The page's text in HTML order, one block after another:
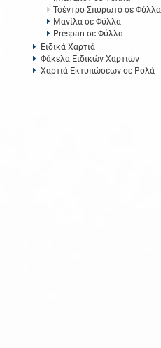
Τσέντρο Σπυρωτό σε Φύλλα
Μανίλα σε Φύλλα
Prespan σε Φύλλα
Ειδικά Χαρτιά
Φάκελα Ειδικών Χαρτιών
Χαρτιά Εκτυπώσεων σε Ρολά